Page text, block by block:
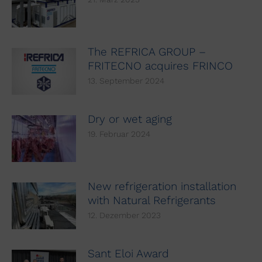
The REFRICA GROUP –
FRITECNO acquires FRINCO
13. September 2024
Dry or wet aging
19. Februar 2024
New refrigeration installation
with Natural Refrigerants
12. Dezember 2023
Sant Eloi Award